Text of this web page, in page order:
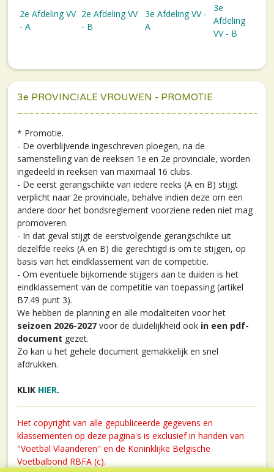
2e Afdeling VV
- A
2e Afdeling VV
- B
3e Afdeling VV -
A
3e
Afdeling
VV - B
3e PROVINCIALE VROUWEN - PROMOTIE
* Promotie.
- De overblijvende ingeschreven ploegen, na de
samenstelling van de reeksen 1e en 2e provinciale, worden
ingedeeld in reeksen van maximaal 16 clubs.
- De eerst gerangschikte van iedere reeks (A en B) stijgt
verplicht naar 2e provinciale, behalve indien deze om een
andere door het bondsreglement voorziene reden niet mag
promoveren.
- In dat geval stijgt de eerstvolgende gerangschikte uit
dezelfde reeks (A en B) die gerechtigd is om te stijgen, op
basis van het eindklassement van de competitie.
- Om eventuele bijkomende stijgers aan te duiden is het
eindklassement van de competitie van toepassing (artikel
B7.49 punt 3).
We hebben de planning en alle modaliteiten voor het
seizoen 2026-2027 voor de duidelijkheid ook in een pdf-
document gezet.
Zo kan u het gehele document gemakkelijk en snel
afdrukken.
KLIK HIER.
Het copyright van alle gepubliceerde gegevens en
klassementen op deze pagina's is exclusief in handen van
"Voetbal Vlaanderen" en de Koninklijke Belgische
Voetbalbond RBFA (c).